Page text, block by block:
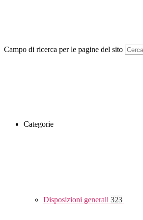
Campo di ricerca per le pagine del sito
Categorie
Disposizioni generali 323